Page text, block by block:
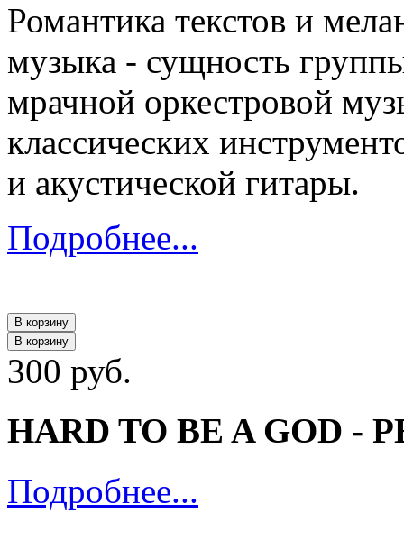
Романтика текстов и
музыка - сущность
мрачной оркестровой
классических
и акустической гитары.
Подробнее...
В корзину
В корзину
300 руб.
HARD TO BE A GOD -
Подробнее...